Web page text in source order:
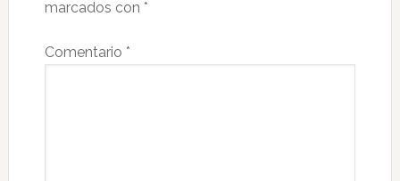
marcados con *
Comentario *